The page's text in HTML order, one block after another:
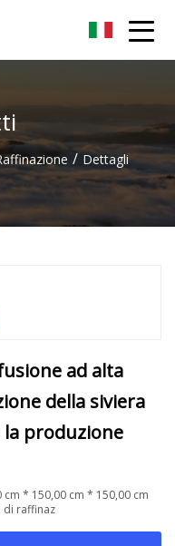
/ Dettagli
ad alta
della siviera
produzione
* 150,00 cm * 150,00 cm
di raffinaz